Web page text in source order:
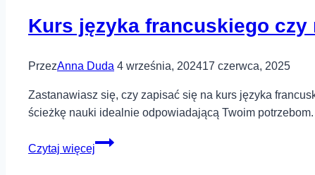
Kurs języka francuskiego czy
PrzezAnna Duda 4 września, 202417 czerwca, 2025
Zastanawiasz się, czy zapisać się na kurs języka
ścieżkę nauki idealnie odpowiadającą Twoim potrzebom.
Czytaj więcej
Kurs